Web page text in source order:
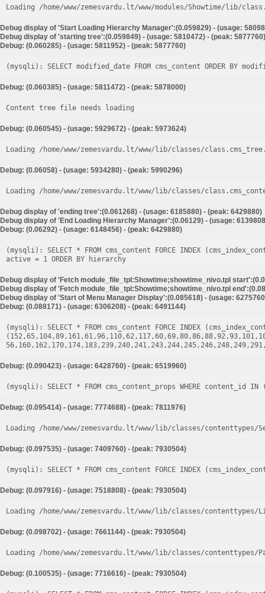
Loading /home/www/zemesvardu.lt/www/modules/Showtime/lib/
Debug display of 'Start Loading Hierarchy Manager':(0.059829) - (usage:
Debug display of 'starting tree':(0.059849) - (usage: 5810472) - (peak: 5877760)
Debug: (0.060285) - (usage: 5811952) - (peak: 5877760)
Debug: (0.060385) - (usage: 5811472) - (peak: 5878000)
Content tree file needs loading
Debug: (0.060545) - (usage: 5929672) - (peak: 5973624)
Loading /home/www/zemesvardu.lt/www/lib/classes/
Debug: (0.06058) - (usage: 5934280) - (peak: 5990296)
Loading /home/www/zemesvardu.lt/www/lib/classes/
Debug display of 'ending tree':(0.061268) - (usage: 6185880) - (peak: 6429880)
Debug display of 'End Loading Hierarchy Manager':(0.06129) - (usage:
Debug: (0.06292) - (usage: 6148456) - (peak: 6429880)
(mysqli): SELECT * FROM cms_content FORCE INDEX
Debug display of 'Fetch module_file_tpl:Showtime;showtime_nivo.tpl
Debug display of 'Fetch module_file_tpl:Showtime;showtime_nivo.tpl
Debug display of 'Start of Menu Manager Display':(0.085618) - (usage:
Debug: (0.088171) - (usage: 6306208) - (peak: 6491144)
(mysqli): SELECT * FROM cms_content FORCE INDEX
Debug: (0.090423) - (usage: 6428760) - (peak: 6519960)
Debug: (0.095414) - (usage: 7774688) - (peak: 7811976)
Loading /home/www/zemesvardu.lt/www/lib/classes/
Debug: (0.097535) - (usage: 7409760) - (peak: 7930504)
Debug: (0.097916) - (usage: 7518808) - (peak: 7930504)
Loading /home/www/zemesvardu.lt/www/lib/classes/
Debug: (0.098702) - (usage: 7661144) - (peak: 7930504)
Loading /home/www/zemesvardu.lt/www/lib/classes/
Debug: (0.100535) - (usage: 7716616) - (peak: 7930504)